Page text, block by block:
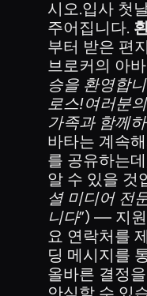
시오.입사 첫
주어집니다.
부터 받은 편
브로커의 아
승을 환영합
로스!여러분
가족과 함께
바타는 계속
를 공유하는
알 수 있을 것
셜 미디어 전
니다”) — 지
요 연락처를
딩 메시지를
올바른 결정